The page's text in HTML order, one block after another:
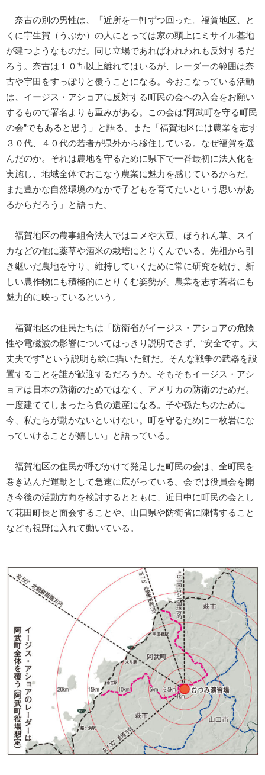
奈古の別の男性は、「近所を一軒ずつ回った。福賀地区、と
くに宇生賀（うぶか）の人にとっては家の頭上にミサイル基地
が建つようなものだ。同じ立場であればわれわれも反対するだ
ろう。奈古は１０㌔以上離れてはいるが、レーダーの範囲は奈
古や宇田をすっぽりと覆うことになる。今おこなっている活動
は、イージス・アショアに反対する町民の会への入会をお願い
するもので署名よりも重みがある。この会は“阿武町を守る町民
の会”でもあると思う」と語る。また「福賀地区には農業を志す
３０代、４０代の若者が県外から移住している。なぜ福賀を選
んだのか。それは農地を守るために県下で一番最初に法人化を
実施し、地域全体でおこなう農業に魅力を感じているからだ。
また豊かな自然環境のなかで子どもを育てたいという思いがあ
るからだろう」と語った。
福賀地区の農事組合法人ではコメや大豆、ほうれん草、スイ
カなどの他に薬草や酒米の栽培にとりくんでいる。先祖から引
き継いだ農地を守り、維持していくために常に研究を続け、新
しい農作物にも積極的にとりくむ姿勢が、農業を志す若者にも
魅力的に映っているという。
福賀地区の住民たちは「防衛省がイージス・アショアの危険
性や電磁波の影響についてはっきり説明できず、“安全です。大
丈夫です”という説明も絵に描いた餅だ。そんな戦争の武器を設
置することを誰が歓迎するだろうか。そもそもイージス・アシ
ョアは日本の防衛のためではなく、アメリカの防衛のためだ。
一度建ててしまったら負の遺産になる。子や孫たちのために
今、私たちが動かないといけない。町を守るために一枚岩にな
っていけることが嬉しい」と語っている。
福賀地区の住民が呼びかけて発足した町民の会は、全町民を
巻き込んだ運動として急速に広がっている。会では役員会を開
き今後の活動方向を検討するとともに、近日中に町民の会とし
て花田町長と面会することや、山口県や防衛省に陳情すること
なども視野に入れて動いている。